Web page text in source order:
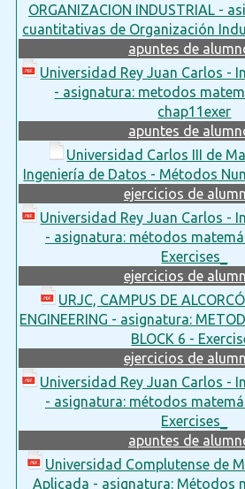
ORGANIZACION INDUSTRIAL -
cuantitativas de Organización
apuntes de
Universidad Rey Juan Carlos -
- asignatura: metodos
chap11exer
apuntes de
Universidad Carlos III de
Ingeniería de Datos - Métodos
ejercicios de
Universidad Rey Juan Carlos -
- asignatura: métodos
Exercises_
ejercicios de
URJC, CAMPUS DE
ENGINEERING - asignatura:
BLOCK 6 -
ejercicios de
Universidad Rey Juan Carlos -
- asignatura: métodos
Exercises_
apuntes de
Universidad Complutense de
Aplicada - asignatura: Métodos